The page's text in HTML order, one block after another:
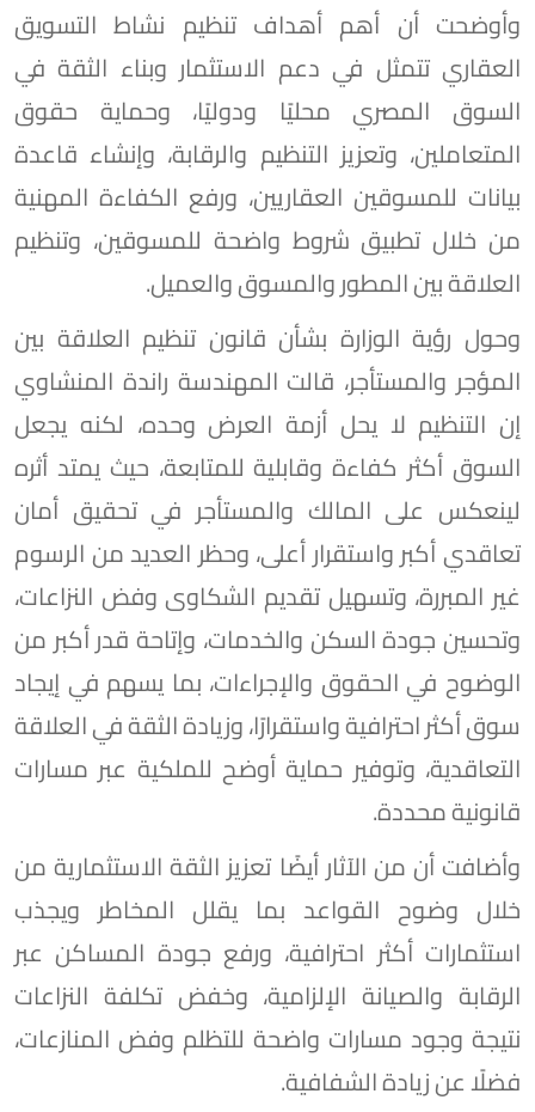
وأوضحت أن أهم أهداف تنظيم نشاط التسويق
العقاري تتمثل في دعم الاستثمار وبناء الثقة في
السوق المصري محليًا ودوليًا، وحماية حقوق
المتعاملين، وتعزيز التنظيم والرقابة، وإنشاء قاعدة
بيانات للمسوقين العقاريين، ورفع الكفاءة المهنية
من خلال تطبيق شروط واضحة للمسوقين، وتنظيم
العلاقة بين المطور والمسوق والعميل.
وحول رؤية الوزارة بشأن قانون تنظيم العلاقة بين
المؤجر والمستأجر، قالت المهندسة راندة المنشاوي
إن التنظيم لا يحل أزمة العرض وحده، لكنه يجعل
السوق أكثر كفاءة وقابلية للمتابعة، حيث يمتد أثره
لينعكس على المالك والمستأجر في تحقيق أمان
تعاقدي أكبر واستقرار أعلى، وحظر العديد من الرسوم
غير المبررة، وتسهيل تقديم الشكاوى وفض النزاعات،
وتحسين جودة السكن والخدمات، وإتاحة قدر أكبر من
الوضوح في الحقوق والإجراءات، بما يسهم في إيجاد
سوق أكثر احترافية واستقرارًا، وزيادة الثقة في العلاقة
التعاقدية، وتوفير حماية أوضح للملكية عبر مسارات
قانونية محددة.
وأضافت أن من الآثار أيضًا تعزيز الثقة الاستثمارية من
خلال وضوح القواعد بما يقلل المخاطر ويجذب
استثمارات أكثر احترافية، ورفع جودة المساكن عبر
الرقابة والصيانة الإلزامية، وخفض تكلفة النزاعات
نتيجة وجود مسارات واضحة للتظلم وفض المنازعات،
فضلًا عن زيادة الشفافية.